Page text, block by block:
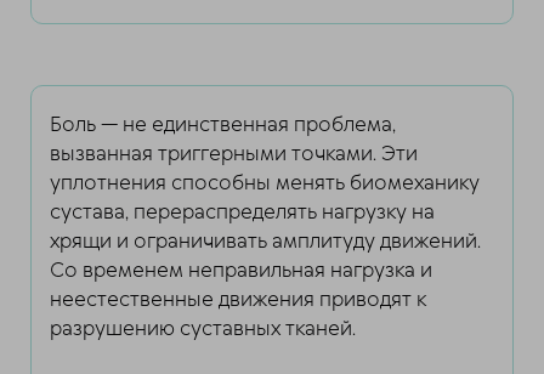
Боль — не единственная проблема,
вызванная триггерными точками. Эти
уплотнения способны менять биомеханику
сустава, перераспределять нагрузку на
хрящи и ограничивать амплитуду движений.
Со временем неправильная нагрузка и
неестественные движения приводят к
разрушению суставных тканей.